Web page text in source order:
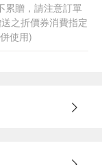
累贈，請注意訂單
之折價券消費指定
使用)